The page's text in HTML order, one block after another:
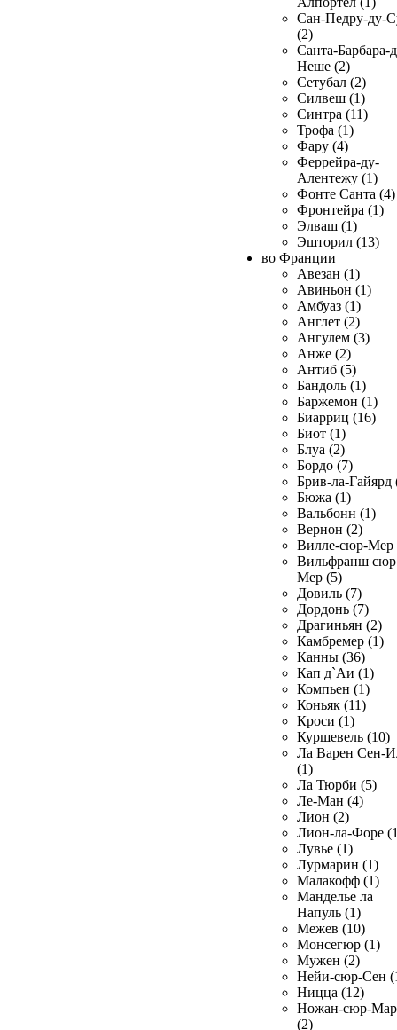
Сан-Педру-ду-
(2)
Санта-Барбара-
Неше (2)
Сетубал (2)
Силвеш (1)
Синтра (11)
Трофа (1)
Фару (4)
Феррейра-ду-
Алентежу (1)
Фонте Санта (4)
Фронтейра (1)
Элваш (1)
Эшторил (13)
во Франции
Авезан (1)
Авиньон (1)
Амбуаз (1)
Англет (2)
Ангулем (3)
Анже (2)
Антиб (5)
Бандоль (1)
Баржемон (1)
Биарриц (16)
Биот (1)
Блуа (2)
Бордо (7)
Брив-ла-Гайярд
Бюжа (1)
Вальбонн (1)
Вернон (2)
Вилле-сюр-Мер
Вильфранш сюр
Мер (5)
Довиль (7)
Дордонь (7)
Драгиньян (2)
Камбремер (1)
Канны (36)
Кап д`Аи (1)
Компьен (1)
Коньяк (11)
Кроси (1)
Куршевель (10)
Ла Варен Сен-
(1)
Ла Тюрби (5)
Ле-Ман (4)
Лион (2)
Лион-ла-Форе
Лувье (1)
Лурмарин (1)
Малакофф (1)
Манделье ла
Напуль (1)
Межев (10)
Монсегюр (1)
Мужен (2)
Нейи-сюр-Сен
Ницца (12)
Ножан-сюр-
(2)